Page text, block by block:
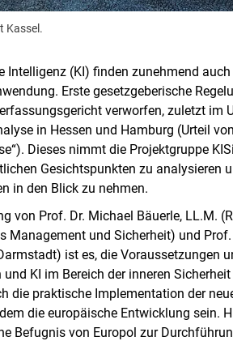
Kassel.
Intelligenz (KI) finden zunehmend
Erste gesetzgeberische
verworfen, zuletzt im
in Hessen und Hamburg (Urteil
Dieses nimmt die Projektgruppe
Gesichtspunkten zu analysieren
in den Blick zu nehmen.
von Prof. Dr. Michael Bäuerle, LL.M.
und Sicherheit) und Prof.
ist es, die Voraussetzungen
KI im Bereich der inneren
die praktische Implementation der
die europäische Entwicklung sein.
Befugnis von Europol zur